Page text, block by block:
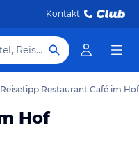
Kontakt
Hotel, Reiseziel
Reisetipp Restaurant Café im Hof
Hof